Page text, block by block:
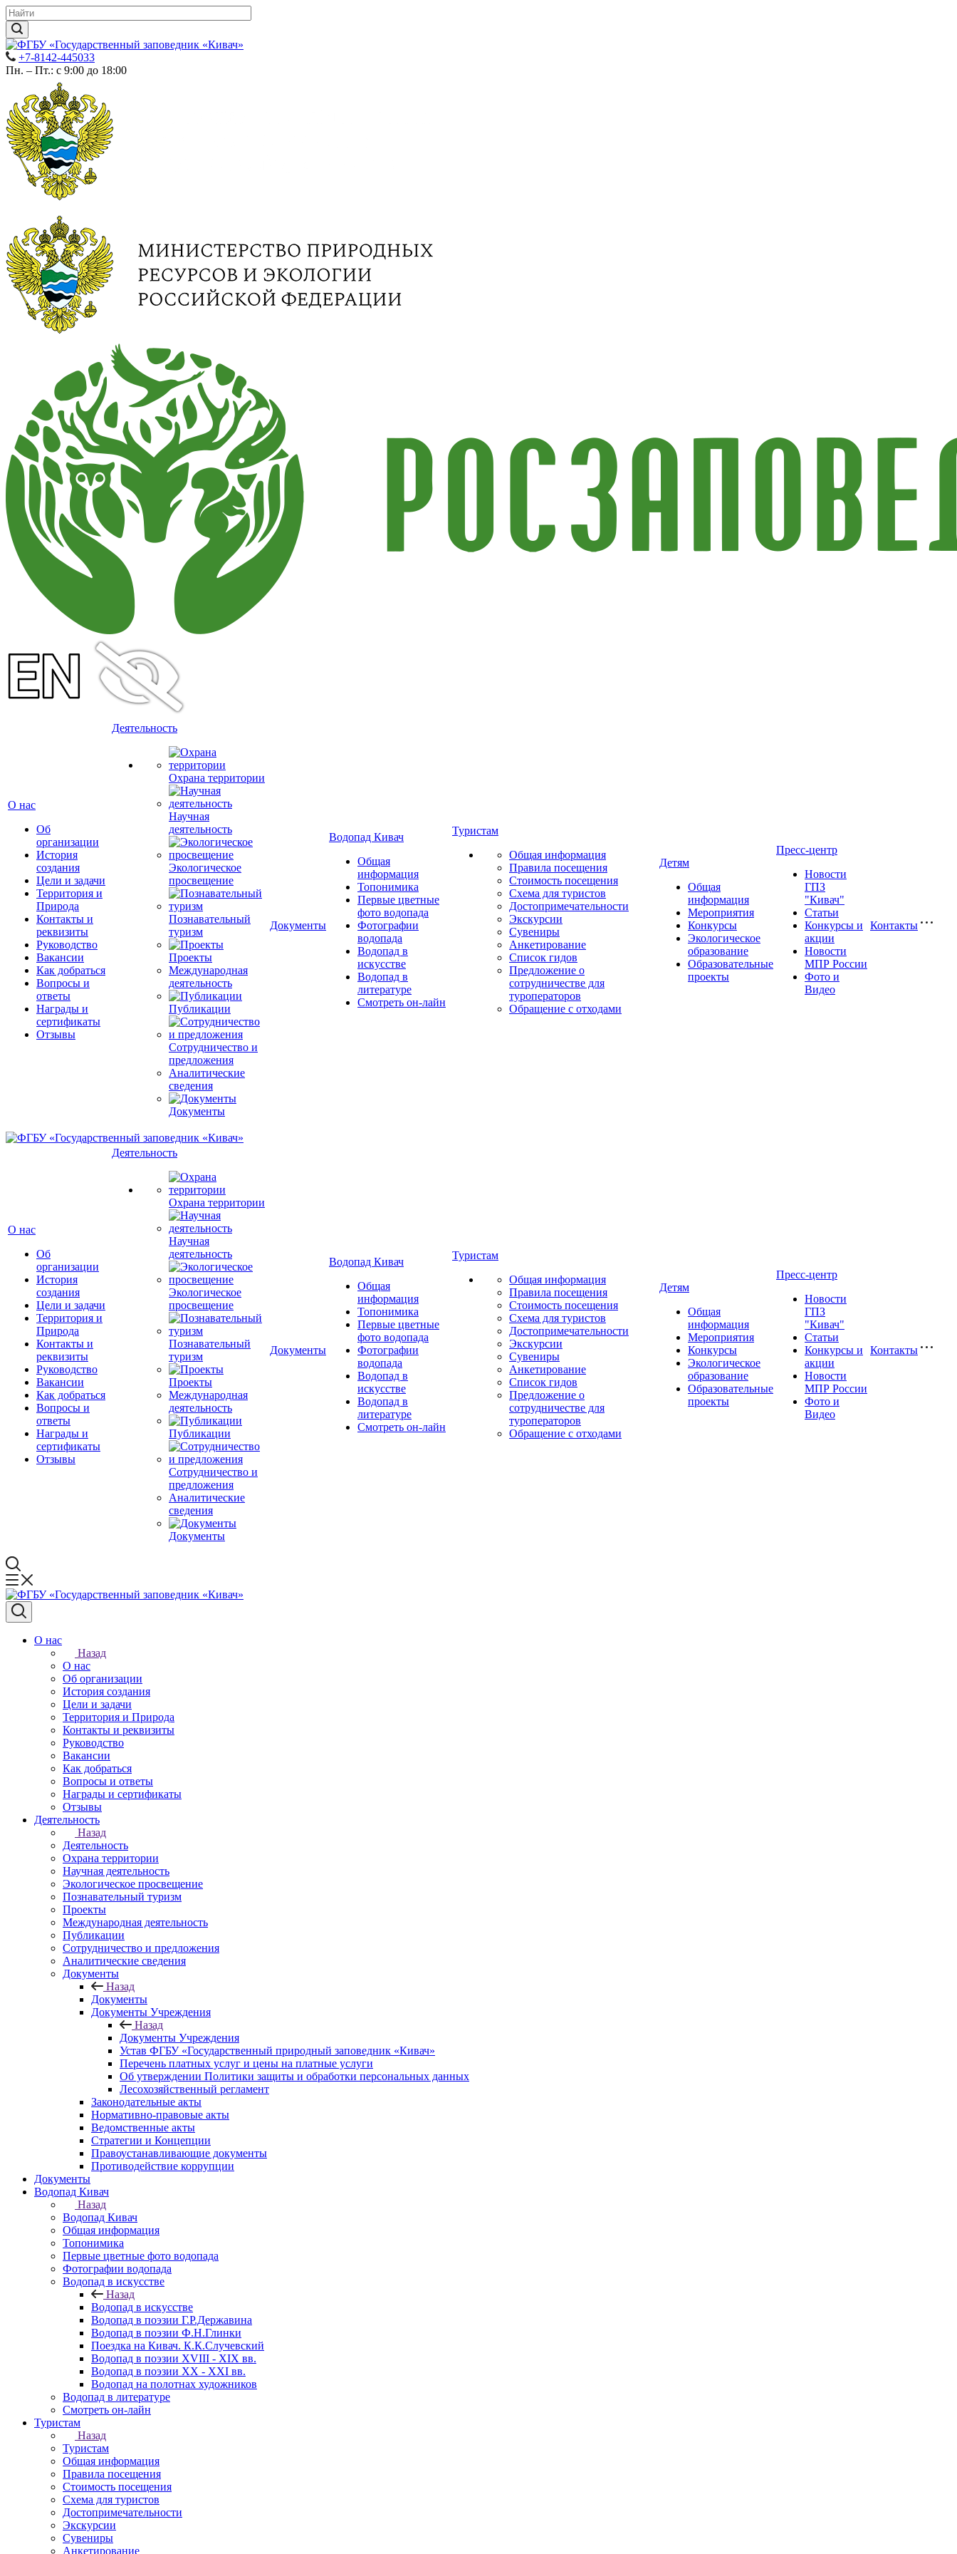
+7-8142-445033
Пн. – Пт.: с 9:00 до 18:00
О нас
Об
организации
История
создания
Цели и задачи
Территория и
Природа
Контакты и
реквизиты
Руководство
Вакансии
Как добраться
Вопросы и
ответы
Награды и
сертификаты
Отзывы
Деятельность
Охрана территории
Научная
деятельность
Экологическое
просвещение
Познавательный
туризм
Проекты
Международная
деятельность
Публикации
Сотрудничество и
предложения
Аналитические
сведения
Документы
Документы
Водопад Кивач
Общая
информация
Топонимика
Первые цветные
фото водопада
Фотографии
водопада
Водопад в
искусстве
Водопад в
литературе
Смотреть он-лайн
Туристам
Общая информация
Правила посещения
Стоимость посещения
Схема для туристов
Достопримечательности
Экскурсии
Сувениры
Анкетирование
Список гидов
Предложение о
сотрудничестве для
туроператоров
Обращение с отходами
Детям
Общая
информация
Мероприятия
Конкурсы
Экологическое
образование
Образовательные
проекты
Пресс-центр
Новости
ГПЗ
"Кивач"
Статьи
Конкурсы и
акции
Новости
МПР России
Фото и
Видео
Контакты
О нас
Об
организации
История
создания
Цели и задачи
Территория и
Природа
Контакты и
реквизиты
Руководство
Вакансии
Как добраться
Вопросы и
ответы
Награды и
сертификаты
Отзывы
Деятельность
Охрана территории
Научная
деятельность
Экологическое
просвещение
Познавательный
туризм
Проекты
Международная
деятельность
Публикации
Сотрудничество и
предложения
Аналитические
сведения
Документы
Документы
Водопад Кивач
Общая
информация
Топонимика
Первые цветные
фото водопада
Фотографии
водопада
Водопад в
искусстве
Водопад в
литературе
Смотреть он-лайн
Туристам
Общая информация
Правила посещения
Стоимость посещения
Схема для туристов
Достопримечательности
Экскурсии
Сувениры
Анкетирование
Список гидов
Предложение о
сотрудничестве для
туроператоров
Обращение с отходами
Детям
Общая
информация
Мероприятия
Конкурсы
Экологическое
образование
Образовательные
проекты
Пресс-центр
Новости
ГПЗ
"Кивач"
Статьи
Конкурсы и
акции
Новости
МПР России
Фото и
Видео
Контакты
О нас
Назад
О нас
Об организации
История создания
Цели и задачи
Территория и Природа
Контакты и реквизиты
Руководство
Вакансии
Как добраться
Вопросы и ответы
Награды и сертификаты
Отзывы
Деятельность
Назад
Деятельность
Охрана территории
Научная деятельность
Экологическое просвещение
Познавательный туризм
Проекты
Международная деятельность
Публикации
Сотрудничество и предложения
Аналитические сведения
Документы
Назад
Документы
Документы Учреждения
Назад
Документы Учреждения
Устав ФГБУ «Государственный природный заповедник «Кивач»
Перечень платных услуг и цены на платные услуги
Об утверждении Политики защиты и обработки персональных данных
Лесохозяйственный регламент
Законодательные акты
Нормативно-правовые акты
Ведомственные акты
Стратегии и Концепции
Правоустанавливающие документы
Противодействие коррупции
Документы
Водопад Кивач
Назад
Водопад Кивач
Общая информация
Топонимика
Первые цветные фото водопада
Фотографии водопада
Водопад в искусстве
Назад
Водопад в искусстве
Водопад в поэзии Г.Р.Державина
Водопад в поэзии Ф.Н.Глинки
Поездка на Кивач. К.К.Случевский
Водопад в поэзии XVIII - XIX вв.
Водопад в поэзии XX - XXI вв.
Водопад на полотнах художников
Водопад в литературе
Смотреть он-лайн
Туристам
Назад
Туристам
Общая информация
Правила посещения
Стоимость посещения
Схема для туристов
Достопримечательности
Экскурсии
Сувениры
Анкетирование